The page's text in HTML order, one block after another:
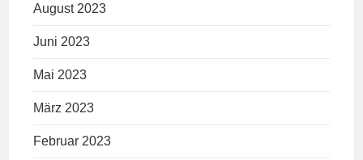
August 2023
Juni 2023
Mai 2023
März 2023
Februar 2023